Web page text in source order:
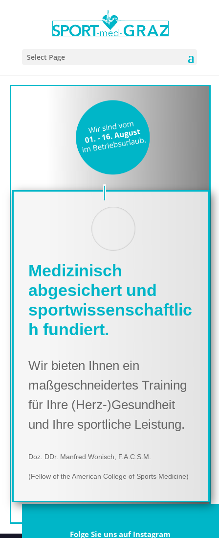
Select Page
Medizinisch
abgesichert und
sportwissenschaftlic
h fundiert.
Wir bieten Ihnen ein
maßgeschneidertes Training
für Ihre (Herz-)Gesundheit
und Ihre sportliche Leistung.
Doz. DDr. Manfred Wonisch, F.A.C.S.M.
(Fellow of the American College of Sports Medicine)
Folge Sie uns auf Instagram